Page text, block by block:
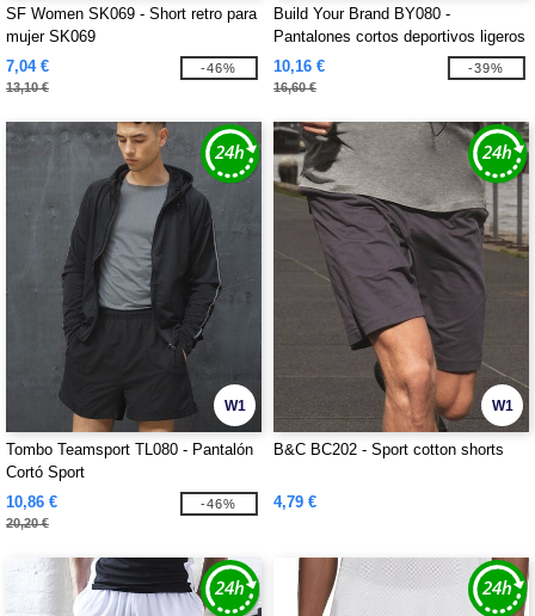
SF Women SK069 - Short retro para
mujer SK069
7,04 €
13,10 €
-46%
Build Your Brand BY080 -
Pantalones cortos deportivos ligeros
BY080
10,16 €
16,60 €
-39%
W1
Tombo Teamsport TL080 - Pantalón
Cortó Sport
10,86 €
20,20 €
-46%
W1
B&C BC202 - Sport cotton shorts
4,79 €